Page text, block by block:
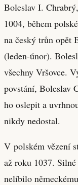
Boleslav I.
1004, během
na český trůn opět
(leden-únor).
všechny Vršovce.
povstání, Boleslav
ho oslepit a
nikdy nedostal.
V polském vězení
až roku 1037.
nelíbilo